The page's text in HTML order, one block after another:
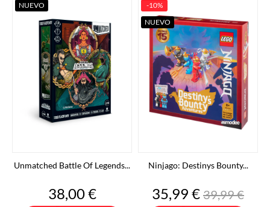
Unmatched Battle Of Legends...
Precio
38,00 €
NUEVO
Ninjago: Destinys Bounty...
Precio
35,99 €Precio
39,99 €
-10%
NUEVO